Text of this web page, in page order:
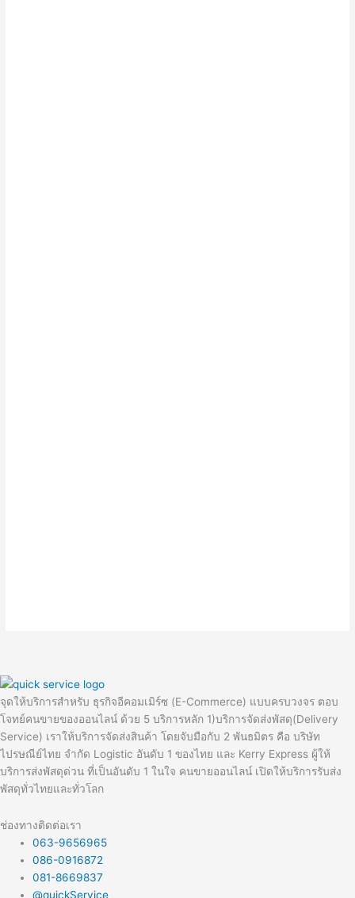
จุดให้บริการสำหรับ ธุรกิจอีคอมเมิร์ซ (E-Commerce) แบบครบวงจร ตอบ
โจทย์คนขายของออนไลน์ ด้วย 5 บริการหลัก 1)บริการจัดส่งพัสดุ(Delivery
Service) เราให้บริการจัดส่งสินค้า โดยจับมือกับ 2 พันธมิตร คือ บริษัท
ไปรษณีย์ไทย จำกัด Logistic อันดับ 1 ของไทย และ Kerry Express ผู้ให้
บริการส่งพัสดุด่วน ที่เป็นอันดับ 1 ในใจ คนขายออนไลน์ เปิดให้บริการรับส่ง
พัสดุทั่วไทยและทั่วโลก
ช่องทางติดต่อเรา
063-9656965
086-0916872
081-8669837
@quickService